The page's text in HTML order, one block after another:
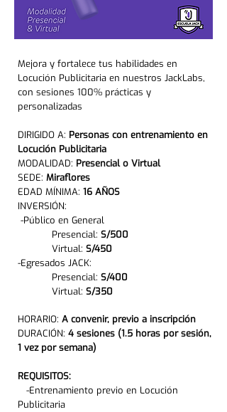
Mejora y fortalece tus habilidades en
Locución Publicitaria en nuestros JackLabs,
con sesiones 100% prácticas y
personalizadas
DIRIGIDO A: Personas con entrenamiento en
Locución Publicitaria
MODALIDAD: Presencial o Virtual
SEDE: Miraflores
EDAD MÍNIMA: 16 AÑOS
INVERSIÓN:
-Público en General
Presencial: S/500
Virtual: S/450
-Egresados JACK:
Presencial: S/400
Virtual: S/350
HORARIO: A convenir, previo a inscripción
DURACIÓN: 4 sesiones (1.5 horas por sesión,
1 vez por semana)
REQUISITOS:
-Entrenamiento previo en Locución
Publicitaria